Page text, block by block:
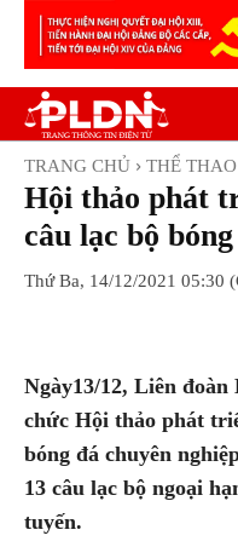
TRANG CHỦ THỂ THAO
Hội thảo phát
câu lạc bộ
Thứ Ba, 14/12/2021 05:30
Ngày13/12, Liên
chức Hội thảo phát
bóng đá chuyên
13 câu lạc bộ ngoại
tuyến.